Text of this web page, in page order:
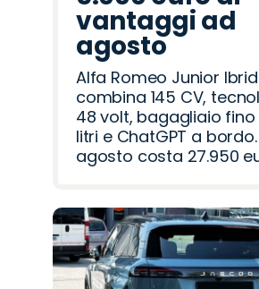
vantaggi ad
agosto
Alfa Romeo Junior
combina 145 CV,
48 volt, bagagliaio fino
litri e ChatGPT a
agosto costa 27.950